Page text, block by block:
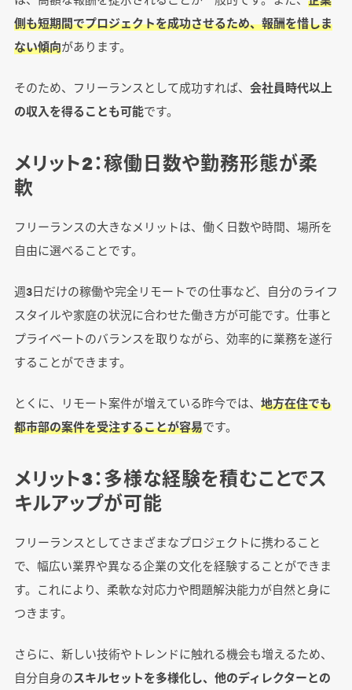
側も短期間でプロジェクトを成功させるため、報酬を惜しま
ない傾向があります。
そのため、フリーランスとして成功すれば、 会社員時代以上
の収入を得ることも可能です。
メリット2：稼働日数や勤務形態が柔
軟
フリーランスの大きなメリットは、働く日数や時間、場所を
自由に選べることです。
週3日だけの稼働や完全リモートでの仕事など、自分のライフ
スタイルや家庭の状況に合わせた働き方が可能です。仕事と
プライベートのバランスを取りながら、効率的に業務を遂行
することができます。
とくに、リモート案件が増えている昨今では、 地方在住でも
都市部の案件を受注することが容易です。
メリット3：多様な経験を積むことでス
キルアップが可能
フリーランスとしてさまざまなプロジェクトに携わること
で、幅広い業界や異なる企業の文化を経験することができま
す。これにより、柔軟な対応力や問題解決能力が自然と身に
つきます。
さらに、新しい技術やトレンドに触れる機会も増えるため、
自分自身のスキルセットを多様化し、他のディレクターとの